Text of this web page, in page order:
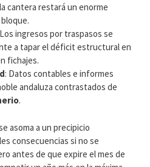
cantera restará un enorme
ingresos por traspasos se
a tapar el déficit estructural en
fichajes.
: Datos contables e informes
andaluza contrastados de
.
asoma a un precipicio
consecuencias si no se
antes de que expire el mes de